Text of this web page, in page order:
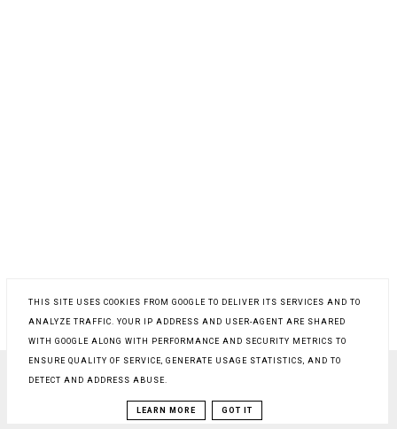
COPYRIGHT ©PROSTY PRZEPIS NA
BLOG DESIGN:KAROGRAFIA.PL
THIS SITE USES COOKIES FROM GOOGLE TO DELIVER ITS SERVICES AND TO
ANALYZE TRAFFIC. YOUR IP ADDRESS AND USER-AGENT ARE SHARED
WITH GOOGLE ALONG WITH PERFORMANCE AND SECURITY METRICS TO
ENSURE QUALITY OF SERVICE, GENERATE USAGE STATISTICS, AND TO
DETECT AND ADDRESS ABUSE.
LEARN MORE GOT IT